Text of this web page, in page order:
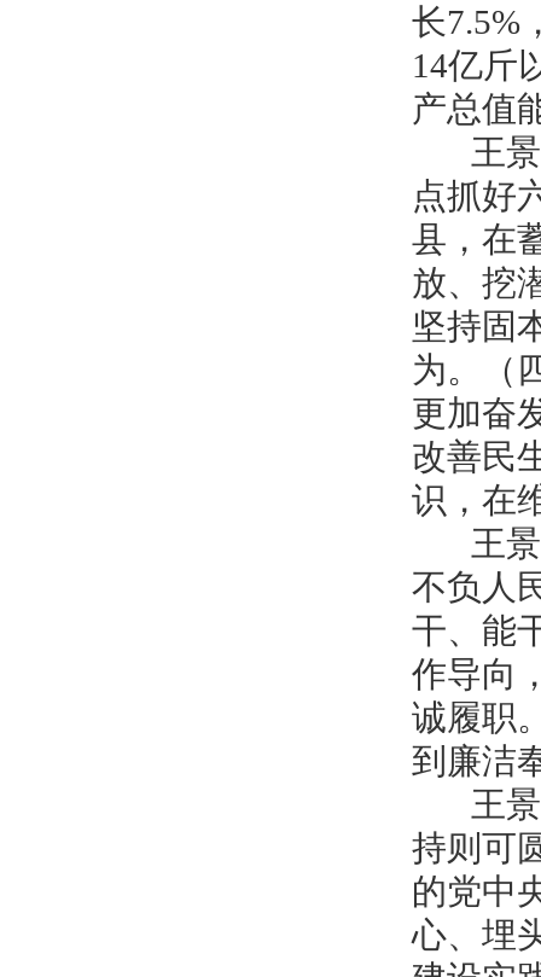
长7.5%
14亿斤
产总值
王景
点抓好
县，在
放、挖
坚持固
为。（
更加奋
改善民
识，在
王景
不负人
干、能
作导向
诚履职
到廉洁
王景
持则可
的党中
心、埋